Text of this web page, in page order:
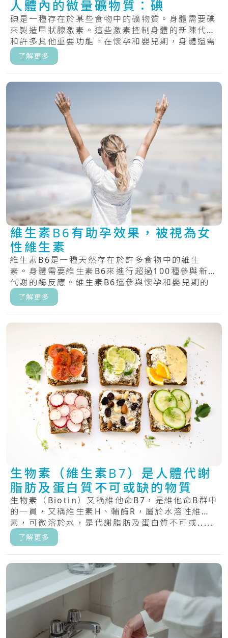
人體內的微量礦物質：碘
碘是一種存在於某些食物中的礦物質。身體需要碘
來製造甲狀腺激素。這些激素控制身體的新陳代謝
和許多其他重要功能。在懷孕和嬰兒期，身體還需
要甲.....
了解更多
維生素B6有助孕效果，被視為女
性維生素
維生素B6是一種天然存在於許多食物中的維生
素。身體需要維生素B6來進行超過100種參與新陳
代謝的酶反應。維生素B6還參與懷孕和嬰兒期的
大.....
了解更多
生物素（維生素B7）是人體代謝
脂肪及蛋白質不可或缺的物質
生物素（Biotin）又稱維他命B7，是維他命B群中
的一員，又稱維生素H、輔酶R，屬於水溶性維生
素，可微溶於水，是代謝脂肪及蛋白質不可或.....
了解更多